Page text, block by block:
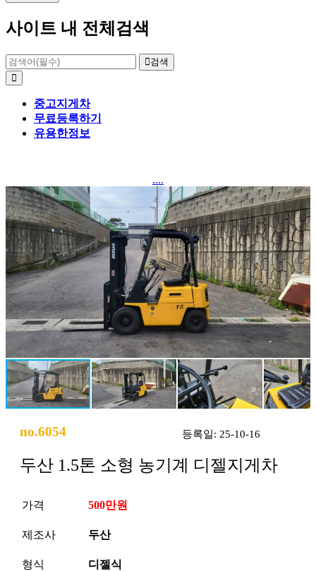
사이트 내 전체검색
검색
중고지게차
무료등록하기
유용한정보
....
no.6054 등록일: 25-10-16
두산 1.5톤 소형 농기계 디젤지게차
가격 500만원
제조사 두산
형식 디젤식